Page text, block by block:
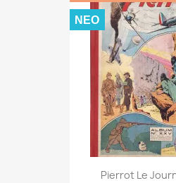
Pierrot Le
ΝΈΟ